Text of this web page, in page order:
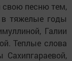
свою песню тем,
тяжелые годы
Галии
Теплые слова